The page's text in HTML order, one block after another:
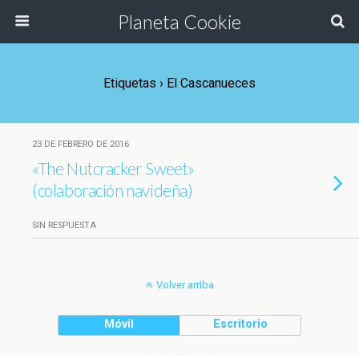
Planeta Cookie
Etiquetas › El Cascanueces
23 DE FEBRERO DE 2016
«The Nutcracker Sweet»
(colaboración navideña)
SIN RESPUESTA
Volver arriba
Móvil Escritorio